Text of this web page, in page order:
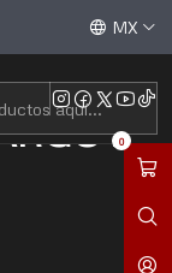
0
crédito / débito y
MX
2